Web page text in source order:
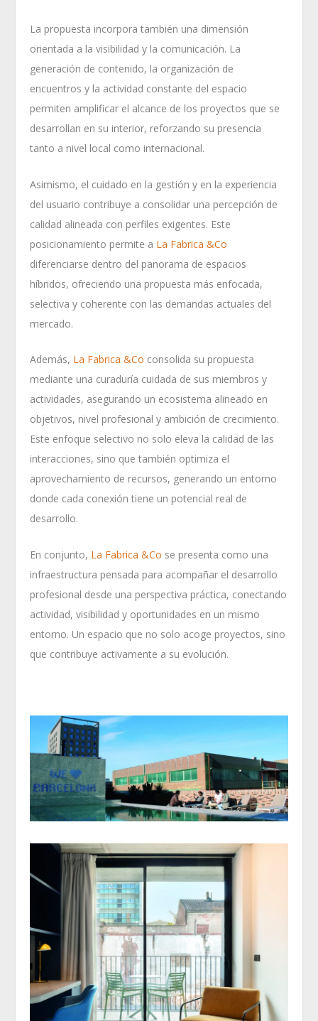
La propuesta incorpora también una dimensión
orientada a la visibilidad y la comunicación. La
generación de contenido, la organización de
encuentros y la actividad constante del espacio
permiten amplificar el alcance de los proyectos que se
desarrollan en su interior, reforzando su presencia
tanto a nivel local como internacional.
Asimismo, el cuidado en la gestión y en la experiencia
del usuario contribuye a consolidar una percepción de
calidad alineada con perfiles exigentes. Este
posicionamiento permite a La Fabrica &Co
diferenciarse dentro del panorama de espacios
híbridos, ofreciendo una propuesta más enfocada,
selectiva y coherente con las demandas actuales del
mercado.
Además, La Fabrica &Co consolida su propuesta
mediante una curaduría cuidada de sus miembros y
actividades, asegurando un ecosistema alineado en
objetivos, nivel profesional y ambición de crecimiento.
Este enfoque selectivo no solo eleva la calidad de las
interacciones, sino que también optimiza el
aprovechamiento de recursos, generando un entorno
donde cada conexión tiene un potencial real de
desarrollo.
En conjunto, La Fabrica &Co se presenta como una
infraestructura pensada para acompañar el desarrollo
profesional desde una perspectiva práctica, conectando
actividad, visibilidad y oportunidades en un mismo
entorno. Un espacio que no solo acoge proyectos, sino
que contribuye activamente a su evolución.